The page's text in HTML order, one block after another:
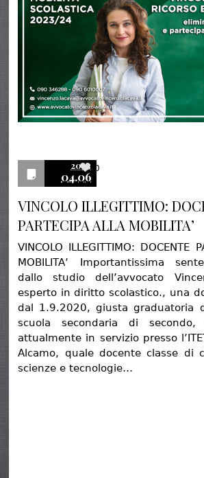
2023
04.06
0
VINCOLO ILLEGITTIMO:
PARTECIPA ALLA MOBILITA’
VINCOLO ILLEGITTIMO: DOCENTE
MOBILITA’ Importantissima
dallo studio dell’avvocato
esperto in diritto scolastico., una
dal 1.9.2020, giusta graduatoria
scuola secondaria di
attualmente in servizio presso
Alcamo, quale docente classe di
scienze e tecnologie…